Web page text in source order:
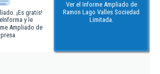
¡Es gratis!
y le
Ampliado de
Ver el Informe Ampliado de
Ramon Lago Valles Sociedad
Limitada.